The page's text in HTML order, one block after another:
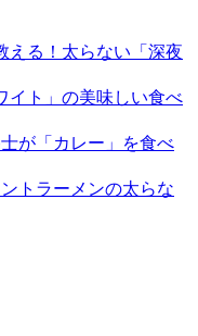
える！太らない「深夜
イト」の美味しい食べ
が「カレー」を食べ
トラーメンの太らな